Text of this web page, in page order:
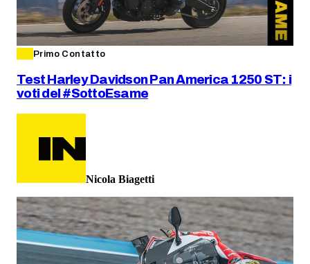
Primo Contatto
Test Harley Davidson Pan America 1250 ST: i
voti del #SottoEsame
Nicola Biagetti